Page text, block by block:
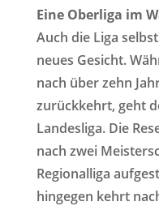
Eine Oberliga im
Auch die Liga
neues Gesicht.
nach über zehn
zurückkehrt, geht
Landesliga. Die
nach zwei
Regionalliga
hingegen kehrt